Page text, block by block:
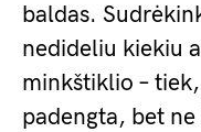
baldas.
nedideliu kiekiu
minkštiklio –
padengta, bet ne